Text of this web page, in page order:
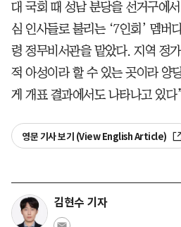
대 국회 때 성남 분당을 선거구에
심 인사들로 불리는 ‘7인회’ 멤버
령 정무비서관을 맡았다. 지역 정
적 아성이라 할 수 있는 곳이라 양
게 개표 결과에서도 나타나고 있
영문 기사 보기 (View English Article)
김현수 기자